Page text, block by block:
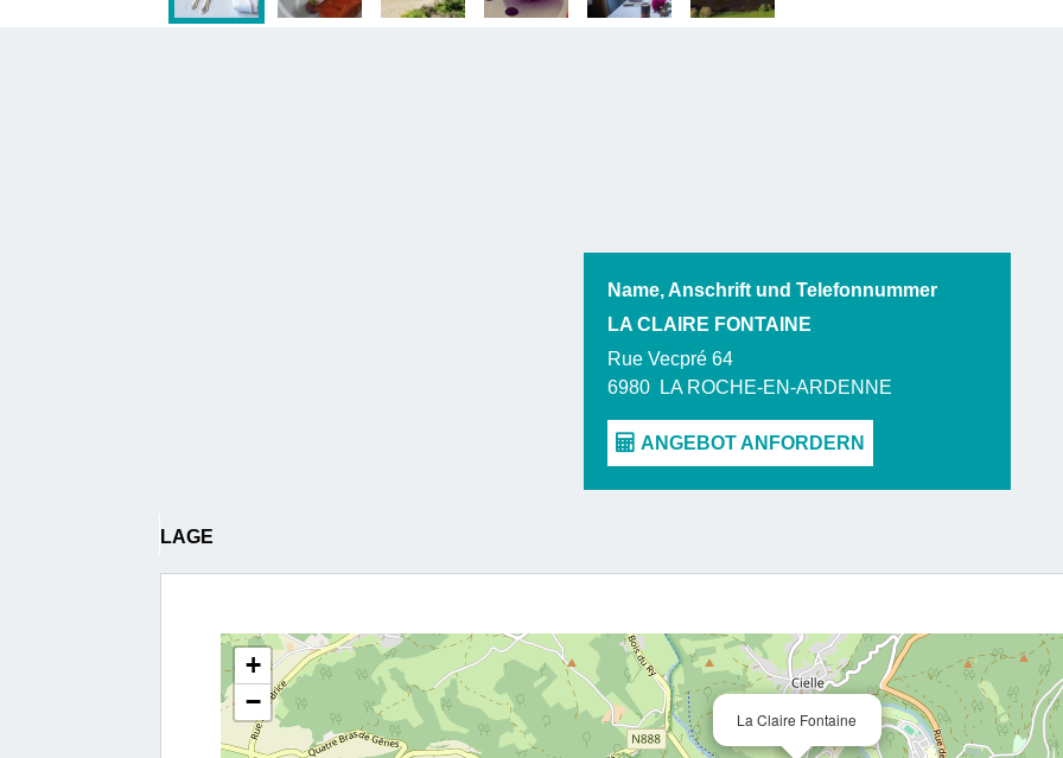
Name, Anschrift und Telefonnummer
LA CLAIRE FONTAINE
Rue Vecpré 64
6980
LA ROCHE-EN-ARDENNE
LAGE
La Claire Fontaine
+
−